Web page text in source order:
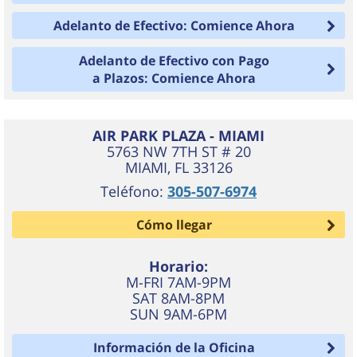
Adelanto de Efectivo: Comience Ahora
Adelanto de Efectivo con Pago
a Plazos: Comience Ahora
AIR PARK PLAZA - MIAMI
5763 NW 7TH ST # 20
MIAMI, FL 33126
Teléfono: 305-507-6974
Cómo llegar
Horario:
M-FRI 7AM-9PM
SAT 8AM-8PM
SUN 9AM-6PM
Información de la Oficina